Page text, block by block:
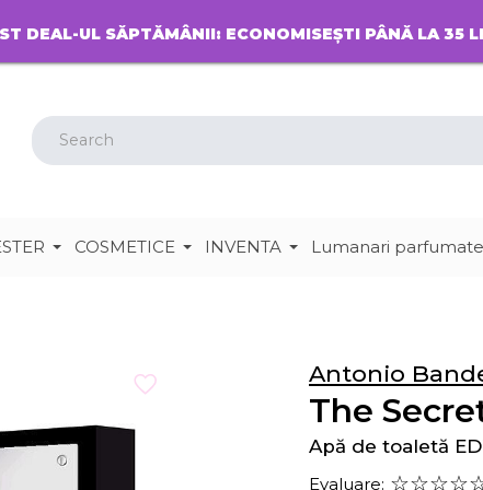
DEAL-UL SĂPTĂMÂNII: ECONOMISEȘTI PÂNĂ LA 35
COSMETICE INVENTA Lumanari parfumate
Antonio
The
Apă de toaletă
Evaluare: